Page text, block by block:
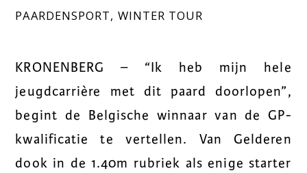
PAARDENSPORT, WINTER TOUR
KRONENBERG – “Ik heb mijn hele
jeugdcarrière met dit paard doorlopen”,
begint de Belgische winnaar van de GP-
kwalificatie te vertellen. Van Gelderen
dook in de 1.40m rubriek als enige starter